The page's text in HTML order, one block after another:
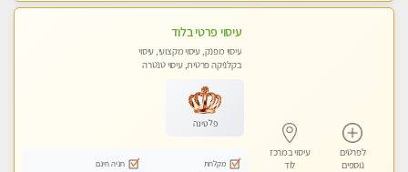
לפרטים
נוספים
עיסוי במרכז
לוד
עיסוי פרטי בלוד
עיסוי מפנק, עיסוי מקצועי, עיסוי
בקלניקה פרטית, עיסוי טנטרה
פלטינה
מקלחת
חניה חינם